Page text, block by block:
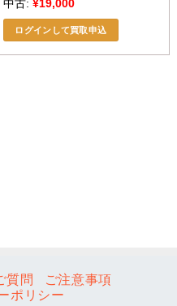
中古: ¥19,000
ログインして買取申込
質問
ご注意事項
ポリシー